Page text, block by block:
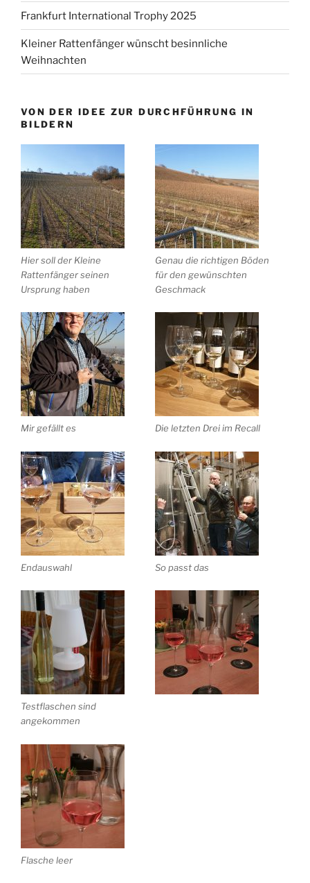
Frankfurt International Trophy 2025
Kleiner Rattenfänger wünscht besinnliche
Weihnachten
VON DER IDEE ZUR DURCHFÜHRUNG IN
BILDERN
Hier soll der Kleine
Rattenfänger seinen
Ursprung haben
Genau die richtigen Böden
für den gewünschten
Geschmack
Mir gefällt es Die letzten Drei im Recall
Endauswahl So passt das
Testflaschen sind
angekommen
Flasche leer